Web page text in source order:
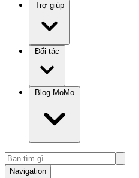
Trợ giúp
Đối tác
Blog MoMo
Navigation